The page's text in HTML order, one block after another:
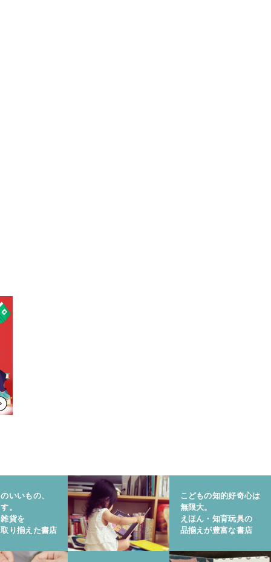
いいもの、
。
貨を
り揃えた書店
こどもの知的好奇心は
無限大。
えほん・知育玩具の
品揃えが豊富な書店